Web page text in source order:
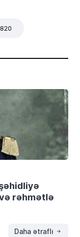
rəhmətlə
Daha ətraflı